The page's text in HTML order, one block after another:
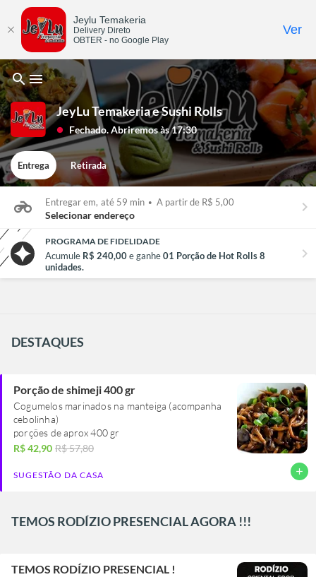
searchmenu
JeyLu Temakeria e Sushi Rolls
lens Fechado. Abriremos às 17:30
Entrega Retirada
Entregar em, até 59 min • A partir de R$ 5,00
Selecionar endereço keyboard_arrow_right
PROGRAMA DE FIDELIDADE
Acumule R$ 240,00e ganhe01 Porção de Hot Rolls 8
unidades.
chevron_right
DESTAQUES
Porção de shimeji 400 gr
Cogumelos marinados na manteiga (acompanha
cebolinha)
porções de aprox 400 gr
R$ 42,90 R$ 57,80
add
SUGESTÃO DA CASA
TEMOS RODÍZIO PRESENCIAL AGORA !!!
TEMOS RODÍZIO PRESENCIAL !
Jeylu Temakeria
Delivery Direto
OBTER - no Google Play
Ver